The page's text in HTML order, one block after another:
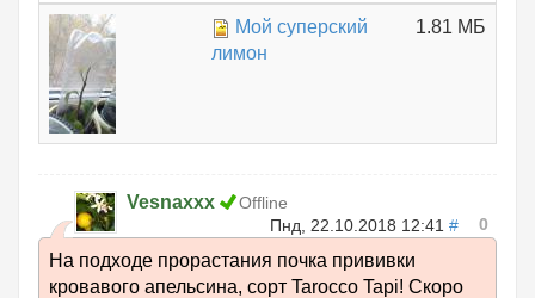
Мой суперский
лимон
1.81 МБ
Vesnaxxx
Offline
Пнд, 22.10.2018 12:41 # 0
На подходе прорастания почка прививки
кровавого апельсина, сорт Tarocco Tapi! Скоро